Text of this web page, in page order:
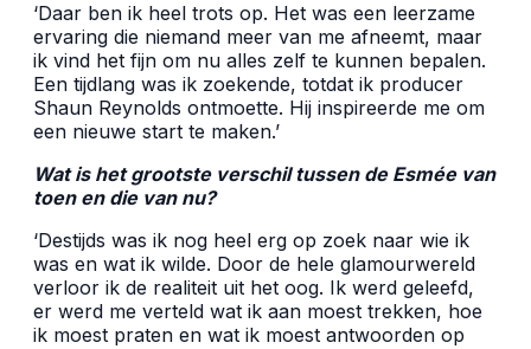
‘Daar ben ik heel trots op. Het was een leerzame
ervaring die niemand meer van me afneemt, maar
ik vind het fijn om nu alles zelf te kunnen bepalen.
Een tijdlang was ik zoekende, totdat ik producer
Shaun Reynolds ontmoette. Hij inspireerde me om
een nieuwe start te maken.’
Wat is het grootste verschil tussen de Esmée van
toen en die van nu?
‘Destijds was ik nog heel erg op zoek naar wie ik
was en wat ik wilde. Door de hele glamourwereld
verloor ik de realiteit uit het oog. Ik werd geleefd,
er werd me verteld wat ik aan moest trekken, hoe
ik moest praten en wat ik moest antwoorden op